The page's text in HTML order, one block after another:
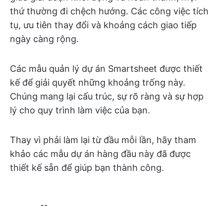
thứ thường đi chệch hướng. Các công việc tích
tụ, ưu tiên thay đổi và khoảng cách giao tiếp
ngày càng rộng.
Các mẫu quản lý dự án Smartsheet được thiết
kế để giải quyết những khoảng trống này.
Chúng mang lại cấu trúc, sự rõ ràng và sự hợp
lý cho quy trình làm việc của bạn.
Thay vì phải làm lại từ đầu mỗi lần, hãy tham
khảo các mẫu dự án hàng đầu này đã được
thiết kế sẵn để giúp bạn thành công.